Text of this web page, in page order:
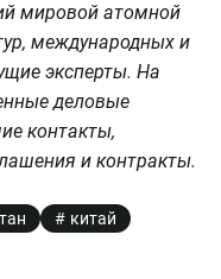
мировой атомной
международных и
эксперты. На
деловые
контакты,
и контракты.
китай